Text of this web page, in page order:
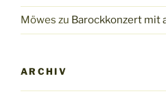
Möwes zu Barockkonzert mit
ARCHIV